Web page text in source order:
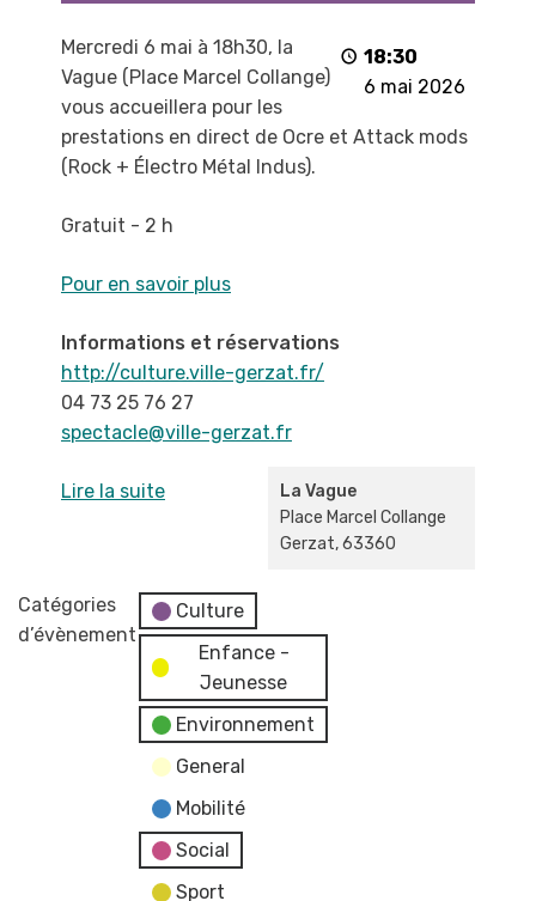
Attack
mods
(Rock
Métal
18:30
6 mai 2026
Mercredi 6 mai à 18h30, la
Vague (Place Marcel Collange)
vous accueillera pour les
prestations en direct de Ocre et Attack mods
(Rock + Électro Métal Indus).
Gratuit - 2 h
Pour en savoir plus
Informations et réservations
http://culture.ville-gerzat.fr/
04 73 25 76 27
spectacle@ville-gerzat.fr
La Vague
Place Marcel Collange
Gerzat,63360
Lire la suite
Catégories
d’évènement
Culture
Enfance -
Jeunesse
Environnement
General
Mobilité
Social
Sport